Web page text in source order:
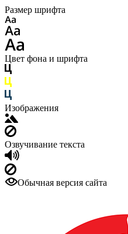
Размер шрифта
Цвет фона и шрифта
Изображения
Озвучивание текста
Обычная версия сайта